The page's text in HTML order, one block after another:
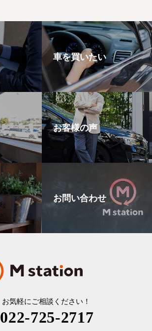
車を買いたい
お客様の声
お問い合わせ
お気軽にご相談ください！
022-725-2717